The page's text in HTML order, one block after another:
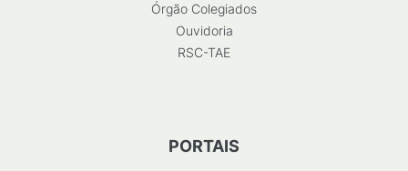
Órgão Colegiados
Ouvidoria
RSC-TAE
PORTAIS